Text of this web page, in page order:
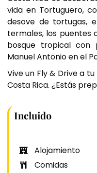
vida en Tortuguero,
desove de tortugas,
termales, los puentes
bosque tropical con
Manuel Antonio en el
Vive un Fly & Drive a
Costa Rica. ¿Estás
Incluido
Alojamiento
Comidas